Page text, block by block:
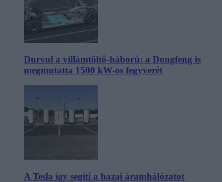
Durvul a villámtöltő-háború: a Dongfeng is
megmutatta 1500 kW-os fegyverét
A Tesla így segíti a hazai áramhálózatot